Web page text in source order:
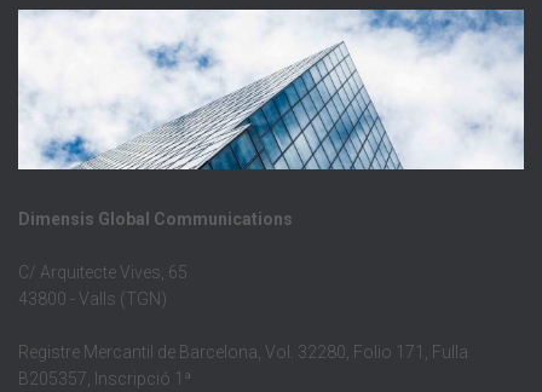
Dimensis Global Communications
C/ Arquitecte Vives, 65
43800 - Valls (TGN)
Registre Mercantil de Barcelona, Vol. 32280, Folio 171, Fulla
B205357, Inscripció 1ª